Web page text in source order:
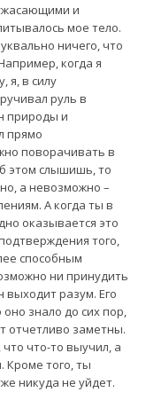
и
мое тело.
ничего, что
когда я
я, в силу
руль в
природы и
прямо
поворачивать в
этом слышишь, то
а невозможно –
А когда ты в
оказывается это
того,
способным
ни принудить
выходит разум. Его
знало до сих пор,
отчетливо заметны.
что-то выучил, а
Кроме того, ты
никуда не уйдет.